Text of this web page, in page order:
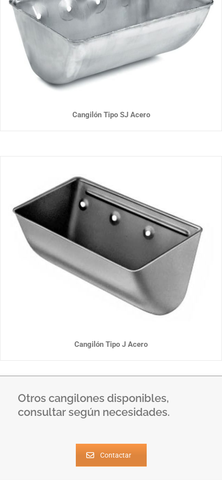
Cangilón Tipo SJ Acero
Cangilón Tipo J Acero
Otros cangilones disponibles,
consultar según necesidades.
Contactar